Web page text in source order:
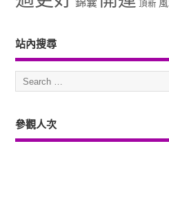
頂新
站內搜尋
參觀人次